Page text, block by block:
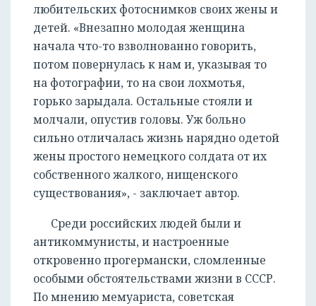
любительских фотоснимков своих жены и
детей. «Внезапно молодая женщина
начала что-то взволнованно говорить,
потом повернулась к нам и, указывая то
на фотографии, то на свои лохмотья,
горько зарыдала. Остальные стояли и
молчали, опустив головы. Уж больно
сильно отличалась жизнь нарядно одетой
жены простого немецкого солдата от их
собственного жалкого, нищенского
существования», - заключает автор.
Среди российских людей были и
антикоммунисты, и настроенные
откровенно прогермански, сломленные
особыми обстоятельствами жизни в СССР.
По мнению мемуариста, советская